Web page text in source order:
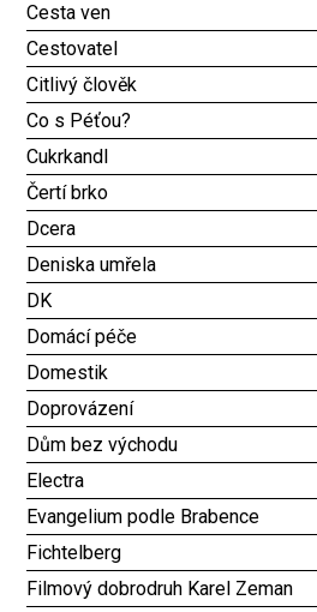
Cesta ven
Cestovatel
Citlivý člověk
Co s Péťou?
Cukrkandl
Čertí brko
Dcera
Deniska umřela
DK
Domácí péče
Domestik
Doprovázení
Dům bez východu
Electra
Evangelium podle Brabence
Fichtelberg
Filmový dobrodruh Karel Zeman